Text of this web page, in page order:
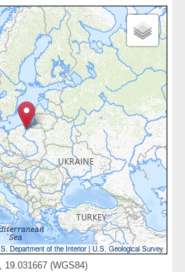
Department of the Interior|U.S. Geological Survey
19.031667 (WGS84)